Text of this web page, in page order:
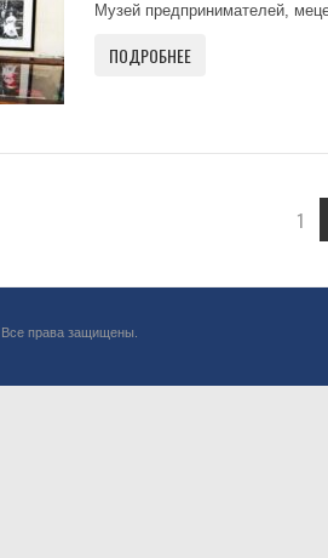
Музей предпринимателей,
ПОДРОБНЕЕ
1
. Все права защищены.